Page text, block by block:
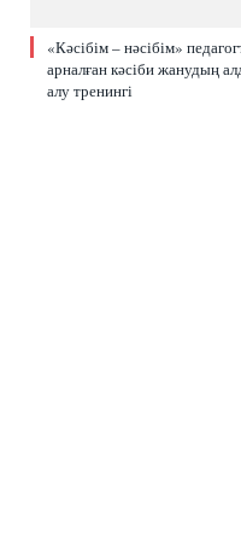
«Кәсібім – нәсібім»
арналған кәсіби жанудың
алу тренингі